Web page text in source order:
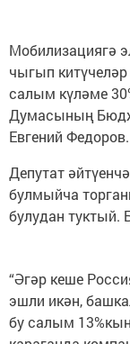
Мобилизациягә
чыгып
салым күләме
Думасының
Евгений Федоров.
Депутат
булмыйча
булудан туктый.
“Әгәр кеше
эшли икән,
бу салым